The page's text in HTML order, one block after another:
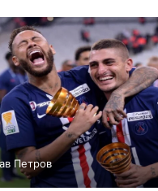
Петров